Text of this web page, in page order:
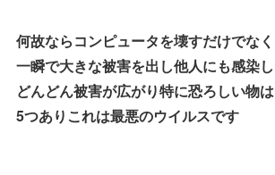
何故ならコンピュータを壊すだけでなく
一瞬で大きな被害を出し他人にも感染し
どんどん被害が広がり特に恐ろしい物は
5つありこれは最悪のウイルスです